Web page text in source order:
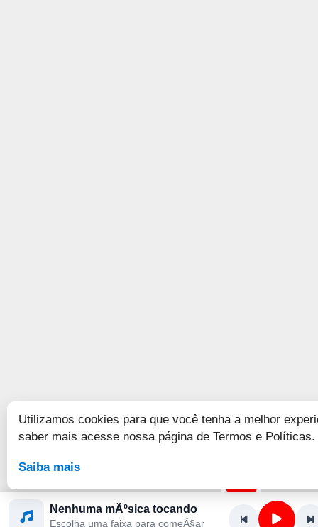
Nenhuma mÃºsica tocando
Escolha uma faixa para comeÃ§ar
Utilizamos cookies para que você tenha a melhor
saber mais acesse nossa página de Termos e Políticas.
Saiba mais